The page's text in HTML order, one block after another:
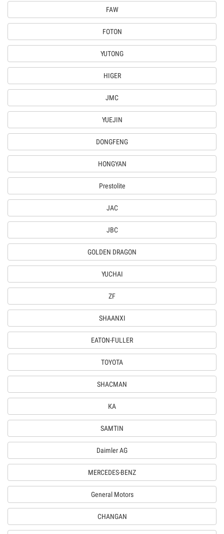
FAW
FOTON
YUTONG
HIGER
JMC
YUEJIN
DONGFENG
HONGYAN
Prestolite
JAC
JBC
GOLDEN DRAGON
YUCHAI
ZF
SHAANXI
EATON-FULLER
TOYOTA
SHACMAN
КА
SAMTIN
Daimler AG
MERCEDES-BENZ
General Motors
CHANGAN